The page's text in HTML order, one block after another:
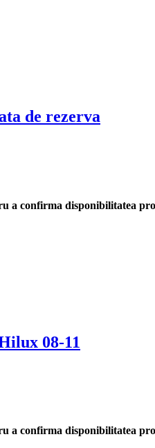
de rezerva
a confirma disponibilitatea
08-11
a confirma disponibilitatea